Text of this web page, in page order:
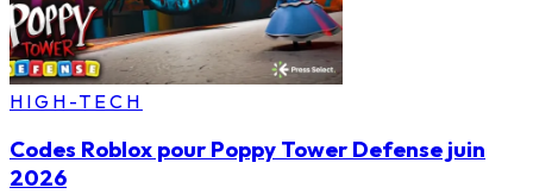
HIGH-TECH
Codes Roblox pour Poppy Tower Defense juin
2026